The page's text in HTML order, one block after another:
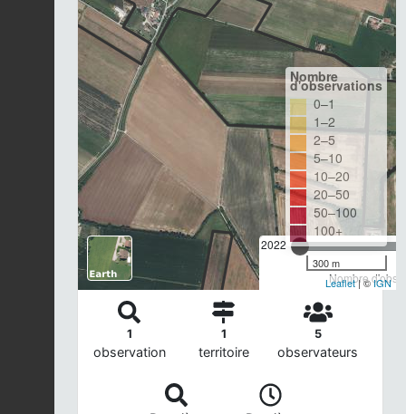
2022
Nombre
Nombre
d'observations
0–1
1–2
2–5
5–10
10–20
20–50
50–100
100+
300 m
Leaflet| ©IGN
1
observation
1
territoire
5
observateurs